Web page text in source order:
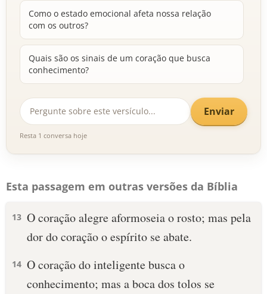
Como o estado emocional afeta nossa relação
com os outros?
Quais são os sinais de um coração que busca
conhecimento?
Enviar
Resta 1 conversa hoje
Esta passagem em outras versões da Bíblia
13 O coração alegre aformoseia o rosto; mas pela
dor do coração o espírito se abate.
14 O coração do inteligente busca o
conhecimento; mas a boca dos tolos se